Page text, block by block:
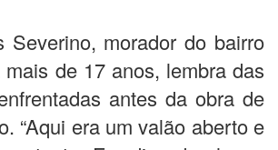
Severino, morador do bairro
de 17 anos, lembra das
antes da obra de
“Aqui era um valão aberto e